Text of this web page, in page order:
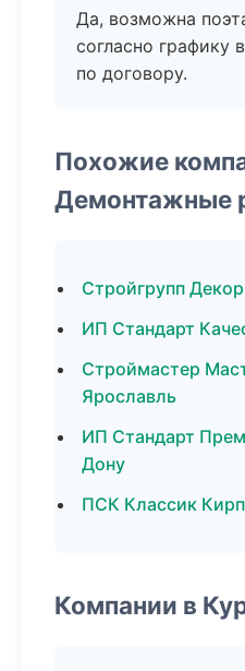
Да, возможна
согласно графику
по договору.
Похожие
Демонтажные
Стройгрупп
ИП Стандарт
Строймастер
Ярославль
ИП Стандарт
Дону
ПСК Классик
Компании в